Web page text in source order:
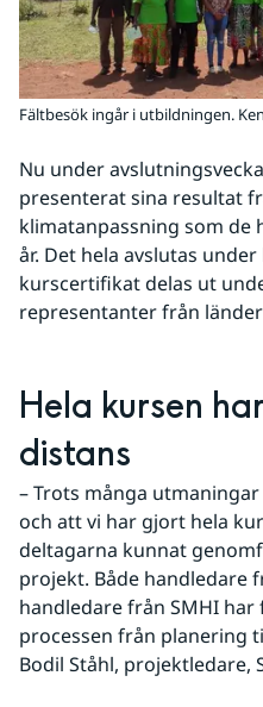
Fältbesök ingår i utbildningen.
Nu under
presenterat sina resultat
klimatanpassning som de
år. Det hela avslutas
kurscertifikat delas ut
representanter från
Hela kursen
distans
– Trots många
och att vi har gjort hela
deltagarna kunnat
projekt. Både handledare
handledare från SMHI
processen från planering
Bodil Ståhl, projektledare,